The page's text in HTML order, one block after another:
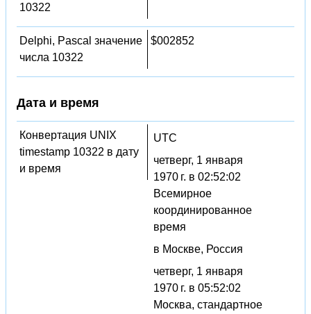
10322
Delphi, Pascal значение
числа 10322
$002852
Дата и время
Конвертация UNIX
timestamp 10322 в дату
и время
UTC
четверг, 1 января
1970 г. в 02:52:02
Всемирное
координированное
время
в Москве, Россия
четверг, 1 января
1970 г. в 05:52:02
Москва, стандартное